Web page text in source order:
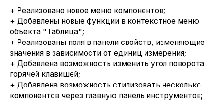
+ Реализовано новое меню компонентов;
+ Добавлены новые функции в контекстное меню
объекта "Таблица";
+ Реализованы поля в панели свойств, изменяющие
значения в зависимости от единиц измерения;
+ Добавлена возможность изменить угол поворота
горячей клавишей;
+ Добавлена возможность стилизовать несколько
компонентов через главную панель инструментов;